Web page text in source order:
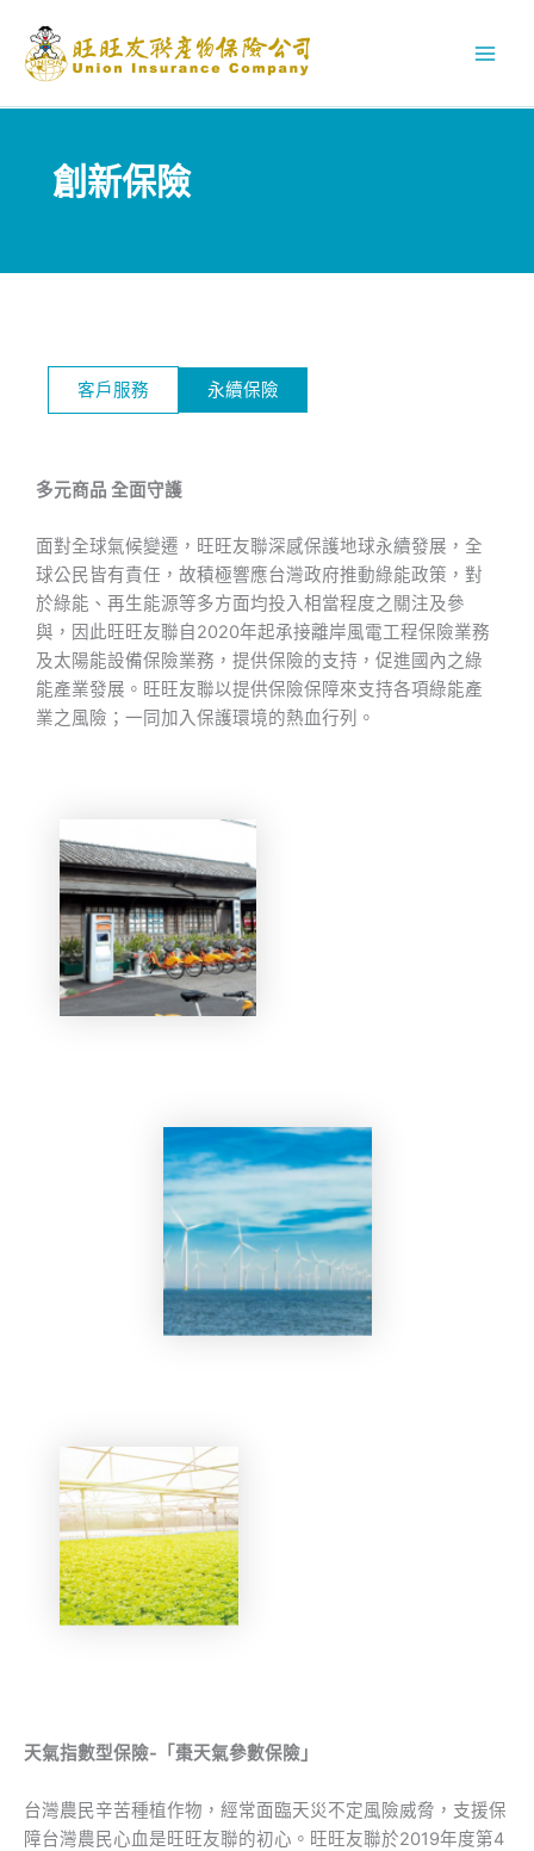
content
創新保險
客戶服務 永續保險
多元商品 全面守護
面對全球氣候變遷，旺旺友聯深感保護地球永續發展，全
球公民皆有責任，故積極響應台灣政府推動綠能政策，對
於綠能、再生能源等多方面均投入相當程度之關注及參
與，因此旺旺友聯自2020年起承接離岸風電工程保險業務
及太陽能設備保險業務，提供保險的支持，促進國內之綠
能產業發展。旺旺友聯以提供保險保障來支持各項綠能產
業之風險；一同加入保護環境的熱血行列。
天氣指數型保險- 「棗天氣參數保險」
台灣農民辛苦種植作物，經常面臨天災不定風險威脅，支援保
障台灣農民心血是旺旺友聯的初心。旺旺友聯於2019年度第4